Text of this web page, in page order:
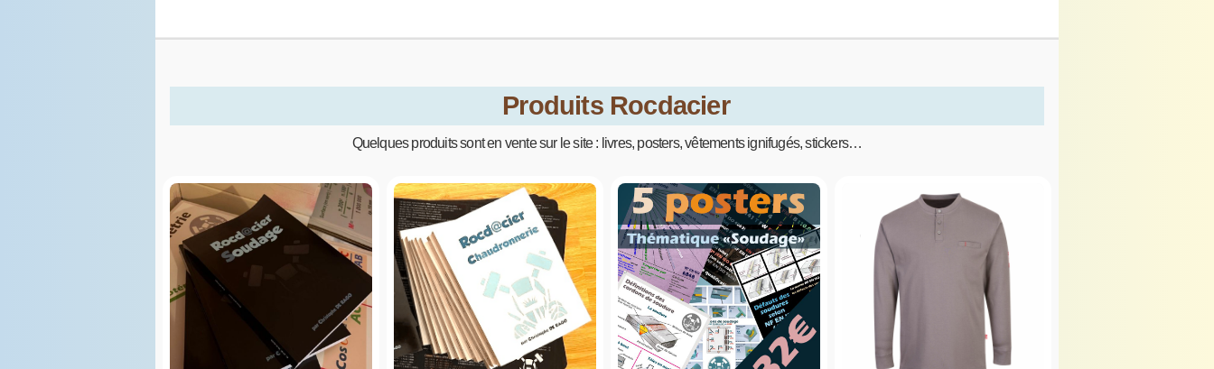
Produits Rocdacier
Quelques produits sont en vente sur le site : livres, posters, vêtements ignifugés, stickers…